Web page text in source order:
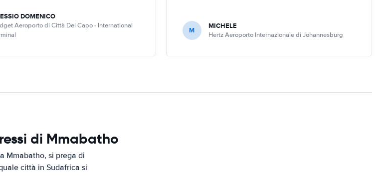
DOMENICO
Aeroporto di Città Del Capo - International
M MICHELE
Hertz Aeroporto Internazionale di Johannesburg
di Mmabatho
Mmabatho, si prega di
città in Sudafrica si